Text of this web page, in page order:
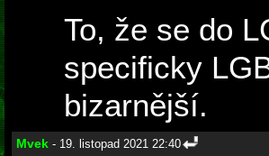
To, že se do
specificky
bizarnější.
Mvek - 19. listopad 2021 22:40